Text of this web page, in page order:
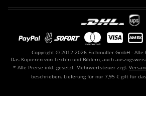
Copyright © 2012-2026 Eichmüller GmbH - Alle
Das Kopieren von Texten und Bildern, auch
* Alle Preise inkl. gesetzl. Mehrwertsteuer zzgl.
beschrieben. Lieferung für nur 7,95 € gilt für